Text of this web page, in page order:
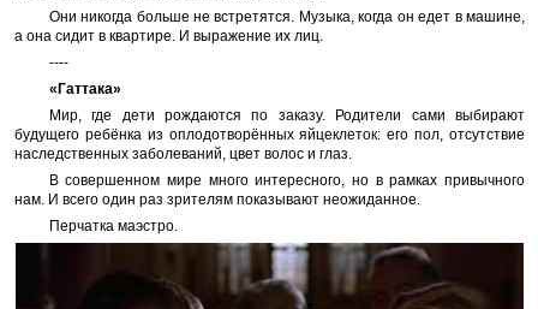
Они никогда больше не встретятся. Музыка, когда он едет в машине,
а она сидит в квартире. И выражение их лиц.
----
«Гаттака»
Мир, где дети рождаются по заказу. Родители сами выбирают
будущего ребёнка из оплодотворённых яйцеклеток: его пол, отсутствие
наследственных заболеваний, цвет волос и глаз.
В совершенном мире много интересного, но в рамках привычного
нам. И всего один раз зрителям показывают неожиданное.
Перчатка маэстро.